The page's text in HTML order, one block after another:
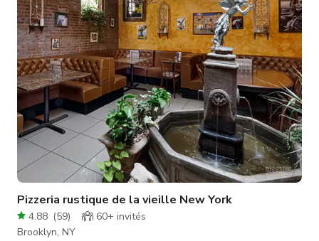
d'un caractère industriel cinématographique idéal pour les
cinéastes, photo
Pizzeria rustique de la vieille New York
4.88 (59) 60+ invités
Brooklyn, NY